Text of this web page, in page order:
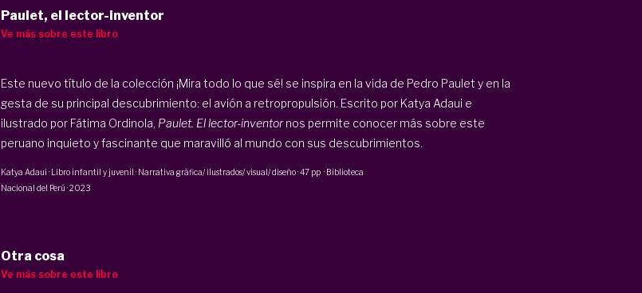
Paulet, el lector-inventor
Ve más sobre este libro
Este nuevo título de la colección ¡Mira todo lo que sé! se inspira en la vida de Pedro Paulet y en la
gesta de su principal descubrimiento: el avión a retropropulsión. Escrito por Katya Adaui e
ilustrado por Fátima Ordinola, Paulet. El lector-inventornos permite conocer más sobre este
peruano inquieto y fascinante que maravilló al mundo con sus descubrimientos.
Katya Adaui · Libro infantil y juvenil · Narrativa gráfica/ ilustrados/ visual/ diseño·47 pp· Biblioteca
Nacional del Perú ·2023
Otra cosa
Ve más sobre este libro